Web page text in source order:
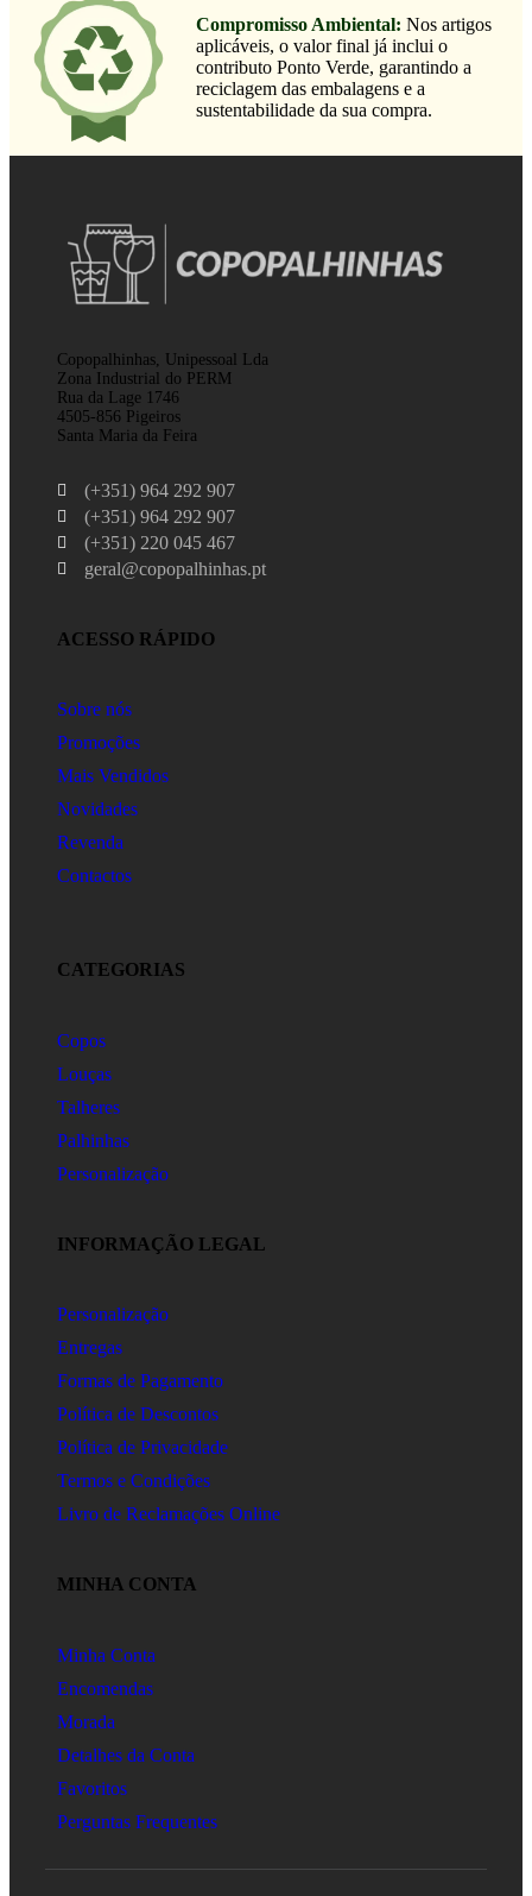
Compromisso Ambiental: Nos artigos
aplicáveis, o valor final já inclui o
contributo Ponto Verde, garantindo a
reciclagem das embalagens e a
sustentabilidade da sua compra.
Copopalhinhas, Unipessoal Lda
Zona Industrial do PERM
Rua da Lage 1746
4505-856 Pigeiros
Santa Maria da Feira
(+351) 964 292 907
(+351) 964 292 907
(+351) 220 045 467
geral@copopalhinhas.pt
ACESSO RÁPIDO
Sobre nós
Promoções
Mais Vendidos
Novidades
Revenda
Contactos
CATEGORIAS
Copos
Louças
Talheres
Palhinhas
Personalização
INFORMAÇÃO LEGAL
Personalização
Entregas
Formas de Pagamento
Política de Descontos
Política de Privacidade
Termos e Condições
Livro de Reclamações Online
MINHA CONTA
Minha Conta
Encomendas
Morada
Detalhes da Conta
Favoritos
Perguntas Frequentes